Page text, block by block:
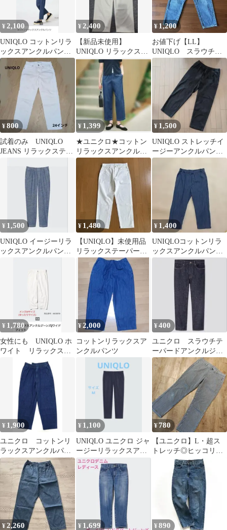
¥ 2,100
UNIQLO コットンリラ
ックスアンクルパンツ
XLサイズ
¥ 2,400
【新品未使用】
UNIQLO リラックスア
ンクルジーンズ オフホ
ワイト S
¥ 1,200
お値下げ【LL】
UNIQLO スラウチテ
ーパードアンクルジー
¥800
試着のみ UNIQLO
JEANS リラックステー
¥ 1,399
★ユニクロ★コットン
リラックスアンクルパ
ンツ
¥ 1,500
UNIQLO ストレッチイ
ージーアンクルパンツ
ブラックデニム【Mサ
¥ 1,500
UNIQLO イージーリラ
ックスアンクルパンツ
¥ 1,480
【UNIQLO】未使用品
リラックステーパード
アンクルジーンズ
26（66cm）
¥ 1,400
UNIQLOコットンリラ
ックスアンクルパンツ
Size81〜87
¥ 1,780
女性にも UNIQLO ホ
ワイト リラックスア
ンクルジーンズ ワイ
ドフィット
¥2,000
コットンリラックスア
ンクルパンツ
¥400
ユニクロ スラウチテ
ーパードアンクルジー
ンズ リラックスフィ
ット 56cm 22
¥ 1,900
ユニクロ コットンリ
ラックスアンクルパン
ツ XS ブルー 裾直
し済 未使用
¥ 1,100
UNIQLO ユニクロ ジャ
ージーリラックスアン
クルパンツ M
¥780
【ユニクロ】L・超ス
トレッチ◎ヒッコリー
リラックスアンクルパ
ンツ美品
¥2,260 ¥ 1,699 ¥ 890